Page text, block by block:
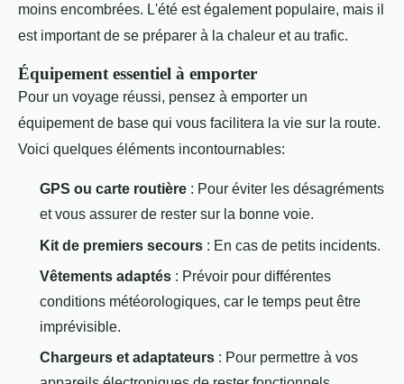
moins encombrées. L'été est également populaire, mais il
est important de se préparer à la chaleur et au trafic.
Équipement essentiel à emporter
Pour un voyage réussi, pensez à emporter un
équipement de base qui vous facilitera la vie sur la route.
Voici quelques éléments incontournables:
GPS ou carte routière : Pour éviter les désagréments
et vous assurer de rester sur la bonne voie.
Kit de premiers secours : En cas de petits incidents.
Vêtements adaptés : Prévoir pour différentes
conditions météorologiques, car le temps peut être
imprévisible.
Chargeurs et adaptateurs : Pour permettre à vos